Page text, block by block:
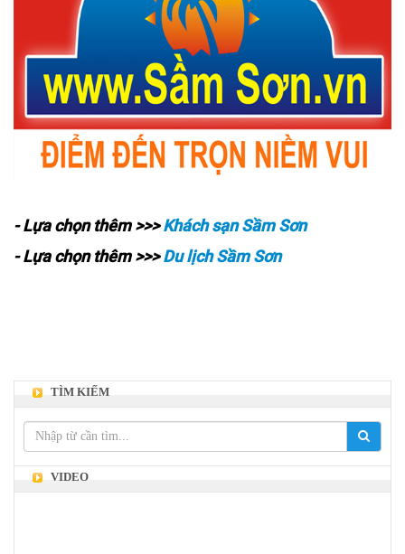
- Lựa chọn thêm >>>Khách sạn Sầm Sơn
- Lựa chọn thêm >>>Du lịch Sầm Sơn
TÌM KIẾM
VIDEO